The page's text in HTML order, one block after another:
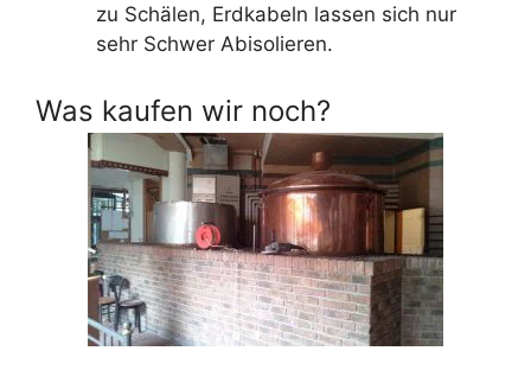
zu Schälen, Erdkabeln lassen sich nur
sehr Schwer Abisolieren.
Was kaufen wir noch?